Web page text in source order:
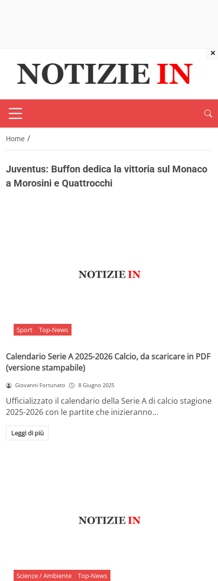
Home /
Juventus: Buffon dedica la vittoria sul Monaco
a Morosini e Quattrocchi
Sport Top-News
Calendario Serie A 2025-2026 Calcio, da scaricare in PDF
(versione stampabile)
Giovanni Fortunato 8 Giugno 2025
Ufficializzato il calendario della Serie A di calcio stagione
2025-2026 con le partite che inizieranno…
Leggi di più
Scienze / Ambiente Top-News
×